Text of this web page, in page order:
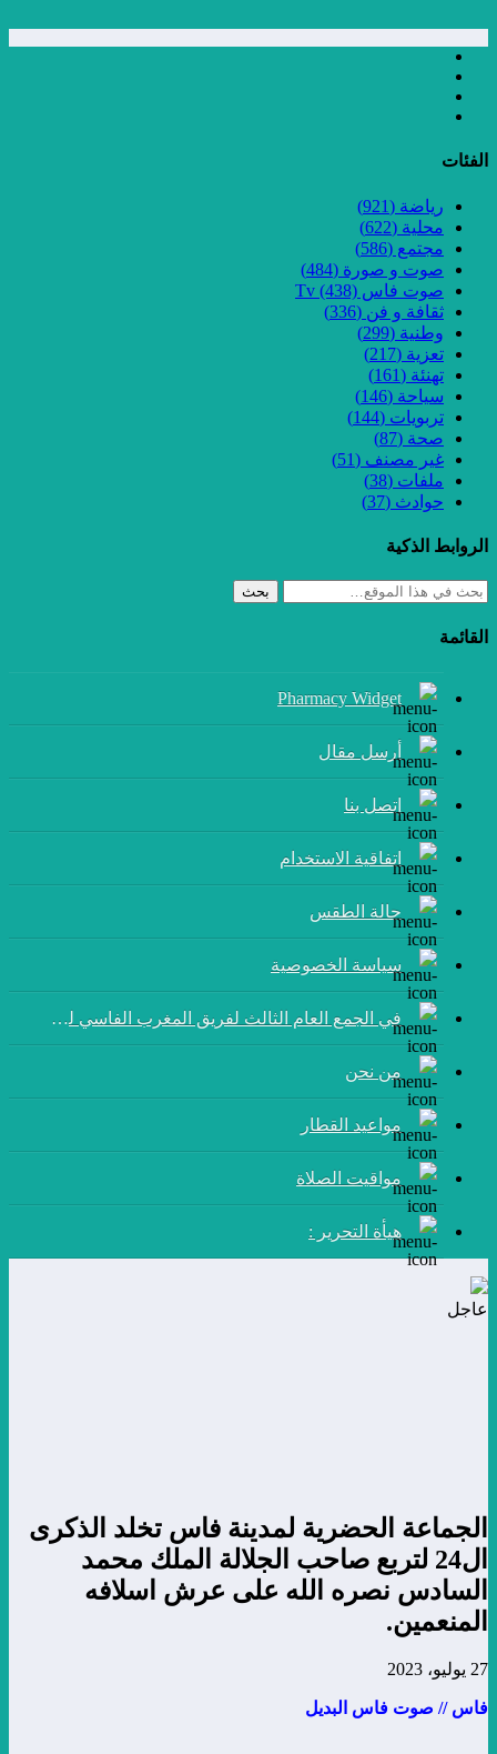
الفئات
رياضة (921)
محلية (622)
مجتمع (586)
صوت و صورة (484)
صوت فاس Tv (438)
ثقافة و فن (336)
وطنية (299)
تعزية (217)
تهنئة (161)
سياحة (146)
تربويات (144)
صحة (87)
غير مصنف (51)
ملفات (38)
حوادث (37)
الروابط الذكية
بحث
القائمة
Pharmacy Widget
أرسل مقال
إتصل بنا
اتفاقية الاستخدام
حالة الطقس
سياسة الخصوصية
في الجمع العام الثالث لفريق المغرب الفاسي لكرة القدم:
من نحن
مواعيد القطار
مواقيت الصلاة
هيأة التحرير :
عاجل
الجماعة الحضرية لمدينة فاس تخلد الذكرى
ال24 لتربع صاحب الجلالة الملك محمد
السادس نصره الله على عرش اسلافه
المنعمين.
27 يوليو، 2023
فاس // صوت فاس البديل